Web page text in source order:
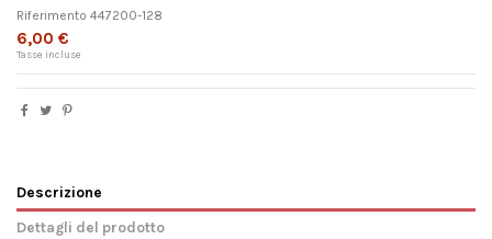
Riferimento 447200-128
6,00 €
Tasse incluse
Descrizione
Dettagli del prodotto